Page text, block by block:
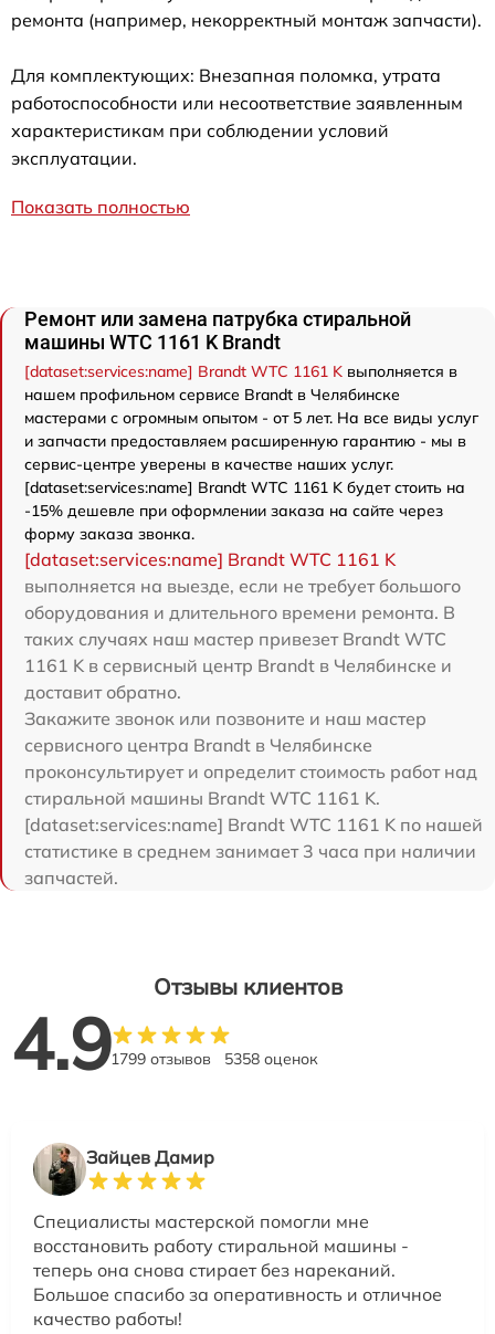
ремонта (например, некорректный монтаж запчасти).
Для комплектующих: Внезапная поломка, утрата
работоспособности или несоответствие заявленным
характеристикам при соблюдении условий
эксплуатации.
Показать полностью
Ремонт или замена патрубка стиральной
машины WTC 1161 K Brandt
[dataset:services:name] Brandt WTC 1161 K выполняется в
нашем профильном сервисе Brandt в Челябинске
мастерами с огромным опытом - от 5 лет. На все виды услуг
и запчасти предоставляем расширенную гарантию - мы в
сервис-центре уверены в качестве наших услуг.
[dataset:services:name] Brandt WTC 1161 K будет стоить на
-15% дешевле при оформлении заказа на сайте через
форму заказа звонка.
[dataset:services:name] Brandt WTC 1161 K
выполняется на выезде, если не требует большого
оборудования и длительного времени ремонта. В
таких случаях наш мастер привезет Brandt WTC
1161 K в сервисный центр Brandt в Челябинске и
доставит обратно.
Закажите звонок или позвоните и наш мастер
сервисного центра Brandt в Челябинске
проконсультирует и определит стоимость работ над
стиральной машины Brandt WTC 1161 K.
[dataset:services:name] Brandt WTC 1161 K по нашей
статистике в среднем занимает 3 часа при наличии
запчастей.
Отзывы клиентов
4.91799 отзывов 5358 оценок
Зайцев Дамир
Специалисты мастерской помогли мне
восстановить работу стиральной машины -
теперь она снова стирает без нареканий.
Большое спасибо за оперативность и отличное
качество работы!